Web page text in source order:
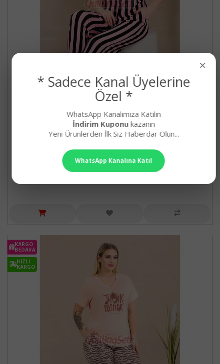
Pembe - Siyah Renk ve Çizgi Desenli Lady 12496
Pamuk Viskon Kadın Kısa Kol Pijama Takımı
Pembe Renk, Çizgi Desenli, Kısa Kol, Gömlek Yaka, ..
626,90₺
KARGO
BEDAVA
HIZLI
KARGO
×
* Sadece Kanal Üyelerine
Özel *
WhatsApp Kanalımıza Katılın
İndirim Kuponukazanın
Yeni Ürünlerden İlk Siz Haberdar Olun...
WhatsApp Kanalına Katıl